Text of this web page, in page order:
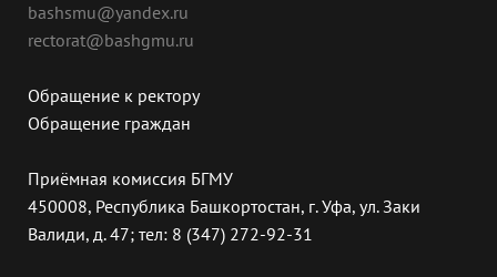
bashsmu@yandex.ru
rectorat@bashgmu.ru
Обращение к ректору
Обращение граждан
Приёмная комиссия БГМУ
450008, Республика Башкортостан, г. Уфа, ул. Заки
Валиди, д. 47; тел: 8 (347) 272-92-31